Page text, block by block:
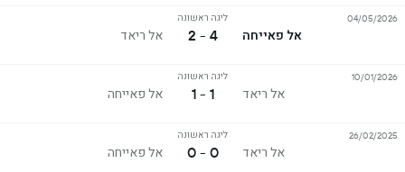
אל פאייחה
ליגה ראשונה
4 - 2 אל ריאד
04/05/2026
אל ריאד
ליגה ראשונה
1 - 1 אל פאייחה
10/01/2026
אל ריאד
ליגה ראשונה
0 - 0 אל פאייחה
26/02/2025